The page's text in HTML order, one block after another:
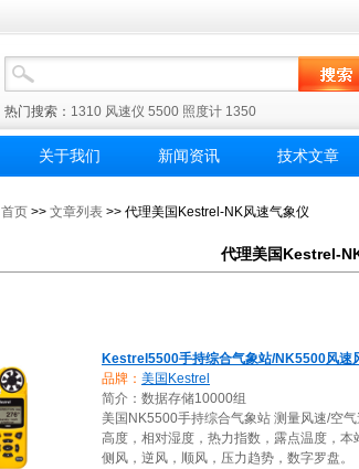
热门搜索： 1310 风速仪 5500 照度计 1350
关于我们 新闻资讯 技术文章
首页 >> 文章列表 >> 代理美国Kestrel-NK风速气象仪
代理美国Kestrel-
Kestrel5500手持综合气象站/NK5500风速
品牌： 美国Kestrel
简介：数据存储10000组
美国NK5500手持综合气象站 测量风速/空
高度，相对湿度，热力指数，露点温度，本
侧风，逆风，顺风，压力趋势，数字罗盘。